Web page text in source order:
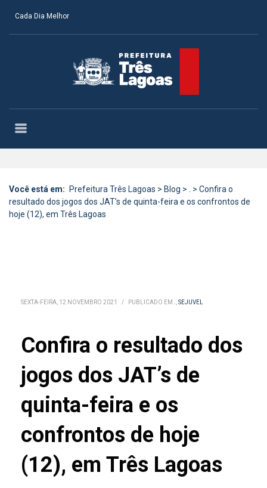
Cada Dia Melhor
Você está em: Prefeitura Três Lagoas > Blog > . > Confira o
resultado dos jogos dos JAT’s de quinta-feira e os confrontos de
hoje (12), em Três Lagoas
SEXTA-FEIRA, 12 NOVEMBRO 2021 / PUBLICADO EM .,SEJUVEL
Confira o resultado dos
jogos dos JAT’s de
quinta-feira e os
confrontos de hoje
(12), em Três Lagoas